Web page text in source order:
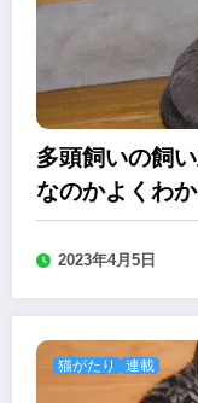
多頭飼いの飼
なのかよくわ
2023年4月5日
猫がたり 連載